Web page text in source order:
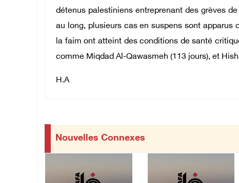
détenus palestiniens entreprenant des grèves
au long, plusieurs cas en suspens sont
la faim ont atteint des conditions de santé
comme Miqdad Al-Qawasmeh (113 jours), et
H.A
Nouvelles Connexes